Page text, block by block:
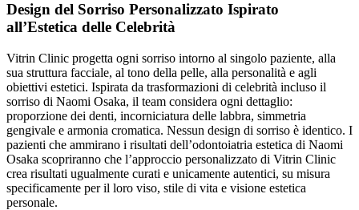
Design del Sorriso Personalizzato Ispirato
all’Estetica delle Celebrità
Vitrin Clinic progetta ogni sorriso intorno al singolo paziente, alla
sua struttura facciale, al tono della pelle, alla personalità e agli
obiettivi estetici. Ispirata da trasformazioni di celebrità incluso il
sorriso di Naomi Osaka, il team considera ogni dettaglio:
proporzione dei denti, incorniciatura delle labbra, simmetria
gengivale e armonia cromatica. Nessun design di sorriso è identico. I
pazienti che ammirano i risultati dell’odontoiatria estetica di Naomi
Osaka scopriranno che l’approccio personalizzato di Vitrin Clinic
crea risultati ugualmente curati e unicamente autentici, su misura
specificamente per il loro viso, stile di vita e visione estetica
personale.